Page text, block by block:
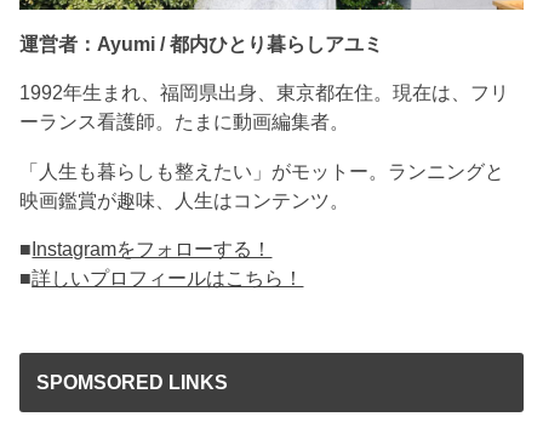
運営者：Ayumi / 都内ひとり暮らしアユミ
1992年生まれ、福岡県出身、東京都在住。現在は、フリ
ーランス看護師。たまに動画編集者。
「人生も暮らしも整えたい」がモットー。ランニングと
映画鑑賞が趣味、人生はコンテンツ。
■ Instagramをフォローする！
■詳しいプロフィールはこちら！
SPOMSORED LINKS